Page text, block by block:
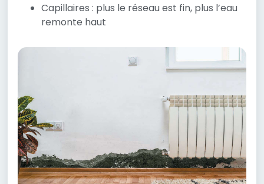
Capillaires : plus le réseau est fin, plus l’eau
remonte haut